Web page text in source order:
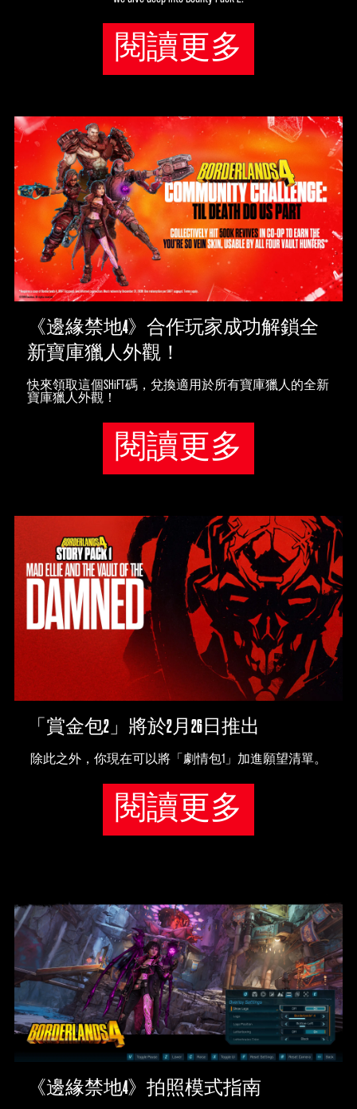
閱讀更多
《邊緣禁地4》合作玩家成功解鎖全
新寶庫獵人外觀！
快來領取這個SHiFT碼，兌換適用於所有寶庫獵人的全新
寶庫獵人外觀！
閱讀更多
「賞金包2」將於2月26日推出
除此之外，你現在可以將「劇情包1」加進願望清單。
閱讀更多
《邊緣禁地4》拍照模式指南